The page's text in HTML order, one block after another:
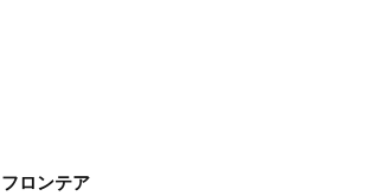
フロンテア